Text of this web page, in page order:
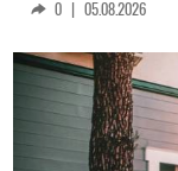
0 | 05.08.2026